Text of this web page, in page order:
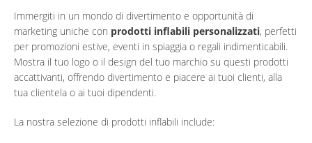
Immergiti in un mondo di divertimento e opportunità di
marketing uniche con prodotti inflabili personalizzati, perfetti
per promozioni estive, eventi in spiaggia o regali indimenticabili.
Mostra il tuo logo o il design del tuo marchio su questi prodotti
accattivanti, offrendo divertimento e piacere ai tuoi clienti, alla
tua clientela o ai tuoi dipendenti.
La nostra selezione di prodotti inflabili include: